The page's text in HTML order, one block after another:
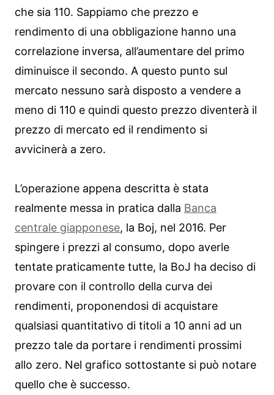
che sia 110. Sappiamo che prezzo e
rendimento di una obbligazione hanno una
correlazione inversa, all’aumentare del primo
diminuisce il secondo. A questo punto sul
mercato nessuno sarà disposto a vendere a
meno di 110 e quindi questo prezzo diventerà il
prezzo di mercato ed il rendimento si
avvicinerà a zero.
L’operazione appena descritta è stata
realmente messa in pratica dalla Banca
centrale giapponese, la Boj, nel 2016. Per
spingere i prezzi al consumo, dopo averle
tentate praticamente tutte, la BoJ ha deciso di
provare con il controllo della curva dei
rendimenti, proponendosi di acquistare
qualsiasi quantitativo di titoli a 10 anni ad un
prezzo tale da portare i rendimenti prossimi
allo zero. Nel grafico sottostante si può notare
quello che è successo.